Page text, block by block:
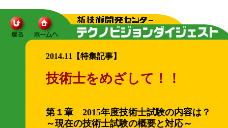
2014.11【特集記事】
技術士をめざして！！
第１章 2015年度技術士試験の内容は？
～現在の技術士試験の概要と対応～